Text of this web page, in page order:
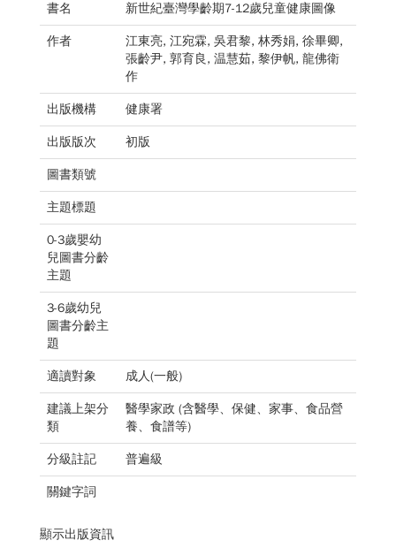
書名 新世紀臺灣學齡期7-12歲兒童健康圖像
作者
江東亮, 江宛霖, 吳君黎, 林秀娟, 徐畢卿,
張齡尹, 郭育良, 温慧茹, 黎伊帆, 龍佛衛
作
出版機構 健康署
出版版次 初版
圖書類號
主題標題
0-3歲嬰幼
兒圖書分齡
主題
3-6歲幼兒
圖書分齡主
題
適讀對象 成人(一般)
建議上架分
類
醫學家政 (含醫學、保健、家事、食品營
養、食譜等)
分級註記 普遍級
關鍵字詞
顯示出版資訊